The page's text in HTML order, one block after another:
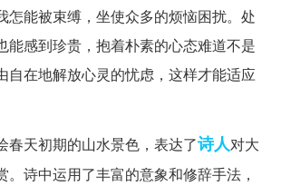
怎能被束缚，坐使众多的烦恼困扰。处
能感到珍贵，抱着朴素的心态难道不是
自在地解放心灵的忧虑，这样才能适应
春天初期的山水景色，表达了诗人对大
。诗中运用了丰富的意象和修辞手法，